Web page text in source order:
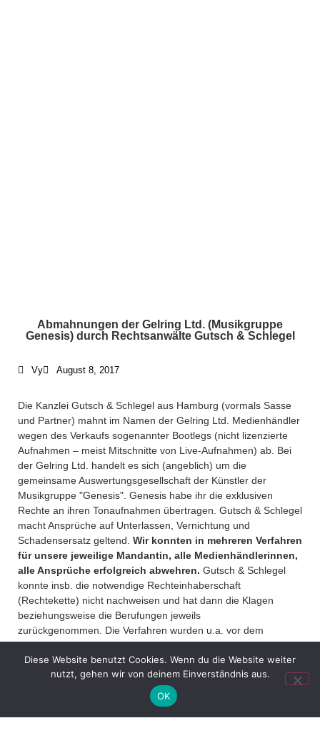
Abmahnungen der Gelring Ltd. (Musikgruppe
Genesis) durch Rechtsanwälte Gutsch & Schlegel
Vy August 8, 2017
Die Kanzlei Gutsch & Schlegel aus Hamburg (vormals Sasse
und Partner) mahnt im Namen der Gelring Ltd. Medienhändler
wegen des Verkaufs sogenannter Bootlegs (nicht lizenzierte
Aufnahmen – meist Mitschnitte von Live-Aufnahmen) ab. Bei
der Gelring Ltd. handelt es sich (angeblich) um die
gemeinsame Auswertungsgesellschaft der Künstler der
Musikgruppe "Genesis". Genesis habe ihr die exklusiven
Rechte an ihren Tonaufnahmen übertragen. Gutsch & Schlegel
macht Ansprüche auf Unterlassen, Vernichtung und
Schadensersatz geltend. Wir konnten in mehreren Verfahren
für unsere jeweilige Mandantin, alle Medienhändlerinnen,
alle Ansprüche erfolgreich abwehren. Gutsch & Schlegel
konnte insb. die notwendige Rechteinhaberschaft
(Rechtekette) nicht nachweisen und hat dann die Klagen
beziehungsweise die Berufungen jeweils
zurückgenommen. Die Verfahren wurden u.a. vor dem
Landgericht Hamburg zu den Aktenzeichen 310 S 102/15, 308
O 113/15 und 308 S 13/15 geführt.... mehr
Ebenso hatten RAe Gutsch & Schlegel mehrere Verfahren der
Musikgruppe Iron Maiden bereits verloren (Amtsgericht und
Landgericht Hamburg). Verfahren betreffend die
Diese Website benutzt Cookies. Wenn du die Website weiter
nutzt, gehen wir von deinem Einverständnis aus.
OK